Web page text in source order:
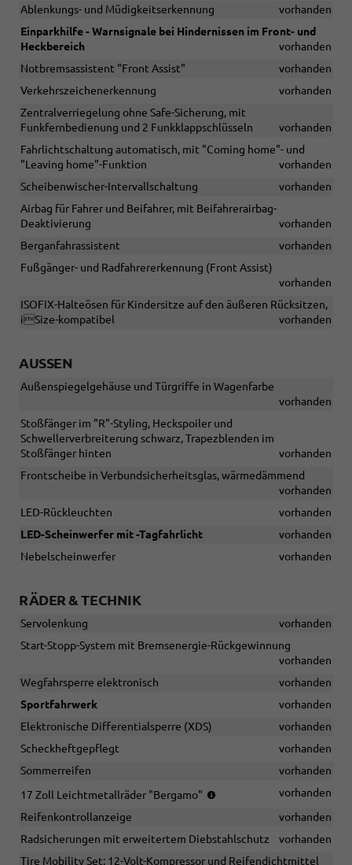
Ablenkungs- und Müdigkeitserkennung
vorhanden
Einparkhilfe - Warnsignale bei Hindernissen im Front- und
Heckbereich
vorhanden
Notbremsassistent "Front Assist"
vorhanden
Verkehrszeichenerkennung
vorhanden
Zentralverriegelung ohne Safe-Sicherung, mit
Funkfernbedienung und 2 Funkklappschlüsseln
vorhanden
Fahrlichtschaltung automatisch, mit "Coming home"- und
"Leaving home"-Funktion
vorhanden
Scheibenwischer-Intervallschaltung
vorhanden
Airbag für Fahrer und Beifahrer, mit Beifahrerairbag-
Deaktivierung
vorhanden
Berganfahrassistent
vorhanden
Fußgänger- und Radfahrererkennung (Front Assist)
vorhanden
ISOFIX-Halteösen für Kindersitze auf den äußeren Rücksitzen,
iSize-kompatibel
vorhanden
AUSSEN
Außenspiegelgehäuse und Türgriffe in Wagenfarbe
vorhanden
Stoßfänger im "R"-Styling, Heckspoiler und
Schwellerverbreiterung schwarz, Trapezblenden im
Stoßfänger hinten
vorhanden
Frontscheibe in Verbundsicherheitsglas, wärmedämmend
vorhanden
LED-Rückleuchten
vorhanden
LED-Scheinwerfer mit -Tagfahrlicht
vorhanden
Nebelscheinwerfer
vorhanden
RÄDER & TECHNIK
Servolenkung
vorhanden
Start-Stopp-System mit Bremsenergie-Rückgewinnung
vorhanden
Wegfahrsperre elektronisch
vorhanden
Sportfahrwerk
vorhanden
Elektronische Differentialsperre (XDS)
vorhanden
Scheckheftgepflegt
vorhanden
Sommerreifen
vorhanden
17 Zoll Leichtmetallräder "Bergamo"
vorhanden
Reifenkontrollanzeige
vorhanden
Radsicherungen mit erweitertem Diebstahlschutz
vorhanden
Tire Mobility Set: 12-Volt-Kompressor und Reifendichtmittel